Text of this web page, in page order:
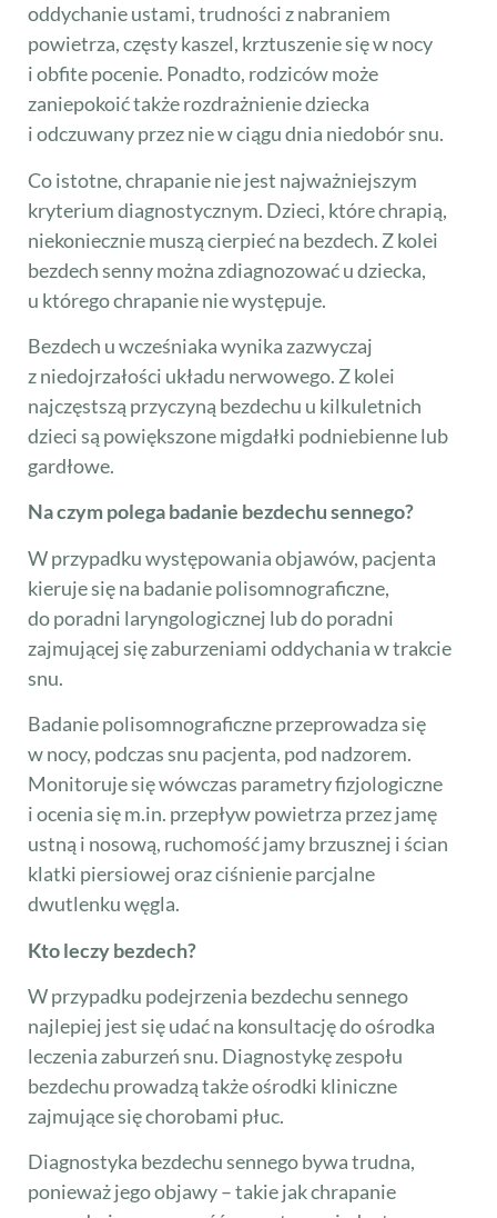
oddychanie ustami, trudności z nabraniem
powietrza, częsty kaszel, krztuszenie się w nocy
i obfite pocenie. Ponadto, rodziców może
zaniepokoić także rozdrażnienie dziecka
i odczuwany przez nie w ciągu dnia niedobór snu.
Co istotne, chrapanie nie jest najważniejszym
kryterium diagnostycznym. Dzieci, które chrapią,
niekoniecznie muszą cierpieć na bezdech. Z kolei
bezdech senny można zdiagnozować u dziecka,
u którego chrapanie nie występuje.
Bezdech u wcześniaka wynika zazwyczaj
z niedojrzałości układu nerwowego. Z kolei
najczęstszą przyczyną bezdechu u kilkuletnich
dzieci są powiększone migdałki podniebienne lub
gardłowe.
Na czym polega badanie bezdechu sennego?
W przypadku występowania objawów, pacjenta
kieruje się na badanie polisomnograficzne,
do poradni laryngologicznej lub do poradni
zajmującej się zaburzeniami oddychania w trakcie
snu.
Badanie polisomnograficzne przeprowadza się
w nocy, podczas snu pacjenta, pod nadzorem.
Monitoruje się wówczas parametry fizjologiczne
i ocenia się m.in. przepływ powietrza przez jamę
ustną i nosową, ruchomość jamy brzusznej i ścian
klatki piersiowej oraz ciśnienie parcjalne
dwutlenku węgla.
Kto leczy bezdech?
W przypadku podejrzenia bezdechu sennego
najlepiej jest się udać na konsultację do ośrodka
leczenia zaburzeń snu. Diagnostykę zespołu
bezdechu prowadzą także ośrodki kliniczne
zajmujące się chorobami płuc.
Diagnostyka bezdechu sennego bywa trudna,
ponieważ jego objawy – takie jak chrapanie